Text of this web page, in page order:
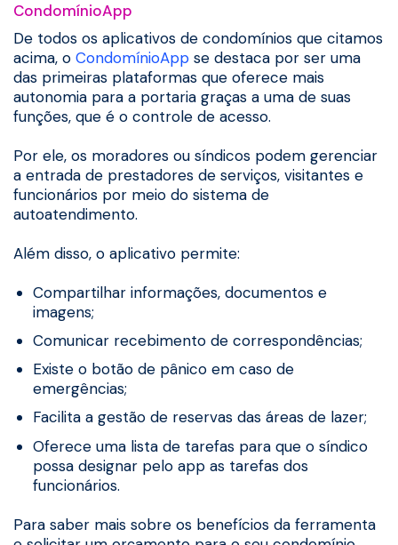
CondomínioApp
De todos os aplicativos de condomínios que citamos
acima, o CondomínioApp se destaca por ser uma
das primeiras plataformas que oferece mais
autonomia para a portaria graças a uma de suas
funções, que é o controle de acesso.
Por ele, os moradores ou síndicos podem gerenciar
a entrada de prestadores de serviços, visitantes e
funcionários por meio do sistema de
autoatendimento.
Além disso, o aplicativo permite:
Compartilhar informações, documentos e
imagens;
Comunicar recebimento de correspondências;
Existe o botão de pânico em caso de
emergências;
Facilita a gestão de reservas das áreas de lazer;
Oferece uma lista de tarefas para que o síndico
possa designar pelo app as tarefas dos
funcionários.
Para saber mais sobre os benefícios da ferramenta